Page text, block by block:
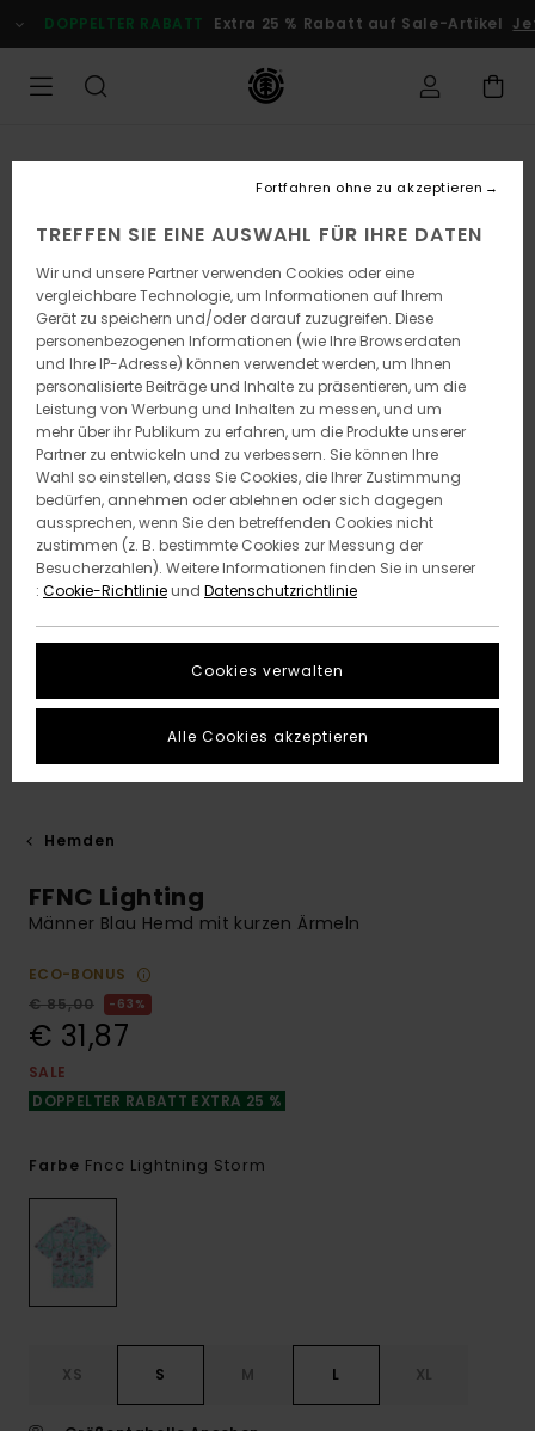
zur
Produktinformation
DOPPELTER RABATT Extra 25 % Rabatt auf Sale-Artikel
Hemden
FFNC Lighting
Männer Blau Hemd mit kurzen Ärmeln
ECO-BONUS
€ 85,00
63%
€ 31,87
SALE
DOPPELTER RABATT EXTRA 25 %
Farbe Fncc Lightning Storm
XS S M L XL
TREFFEN SIE EINE AUSWAHL FÜR IHRE DATEN
Wir und unsere Partner verwenden Cookies oder eine
vergleichbare Technologie, um Informationen auf Ihrem
Gerät zu speichern und/oder darauf zuzugreifen. Diese
personenbezogenen Informationen (wie Ihre Browserdaten
und Ihre IP-Adresse) können verwendet werden, um Ihnen
personalisierte Beiträge und Inhalte zu präsentieren, um die
Leistung von Werbung und Inhalten zu messen, und um
mehr über ihr Publikum zu erfahren, um die Produkte unserer
Partner zu entwickeln und zu verbessern. Sie können Ihre
Wahl so einstellen, dass Sie Cookies, die Ihrer Zustimmung
bedürfen, annehmen oder ablehnen oder sich dagegen
aussprechen, wenn Sie den betreffenden Cookies nicht
zustimmen (z. B. bestimmte Cookies zur Messung der
Besucherzahlen). Weitere Informationen finden Sie in unserer
: Cookie-Richtlinieund Datenschutzrichtlinie
Cookies verwalten
Fortfahren ohne zu akzeptieren
Alle Cookies akzeptieren